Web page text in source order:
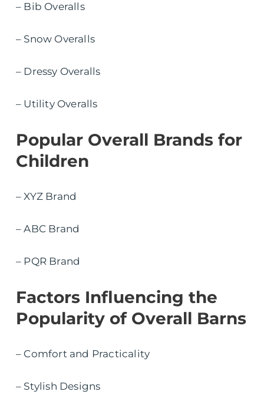
– Bib Overalls
– Snow Overalls
– Dressy Overalls
– Utility Overalls
Popular Overall Brands for
Children
– XYZ Brand
– ABC Brand
– PQR Brand
Factors Influencing the
Popularity of Overall Barns
– Comfort and Practicality
– Stylish Designs